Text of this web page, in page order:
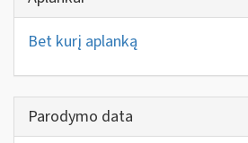
Bet kurį aplanką
Parodymo data